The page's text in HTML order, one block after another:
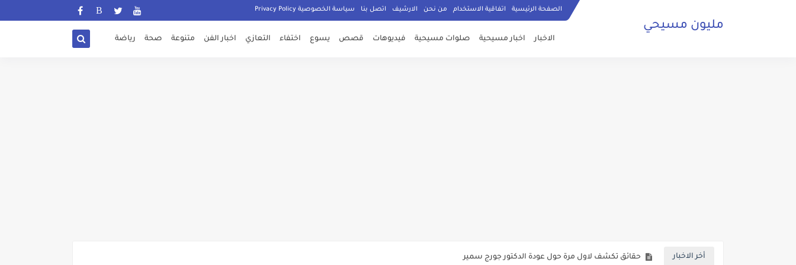
الصفحة الرئيسية اتفاقية الاستخدام من نحن الارشيف اتصل بنا سياسة الخصوصية Privacy Policy
مليون مسيحي
الاخبار اخبار مسيحية صلوات مسيحية فيديوهات قصص يسوع اختفاء التعازي اخبار الفن متنوعة صحة رياضة
أخر الاخبار صلاة مسيحية رائعة من اجل السلام الامان في العالم اجمع